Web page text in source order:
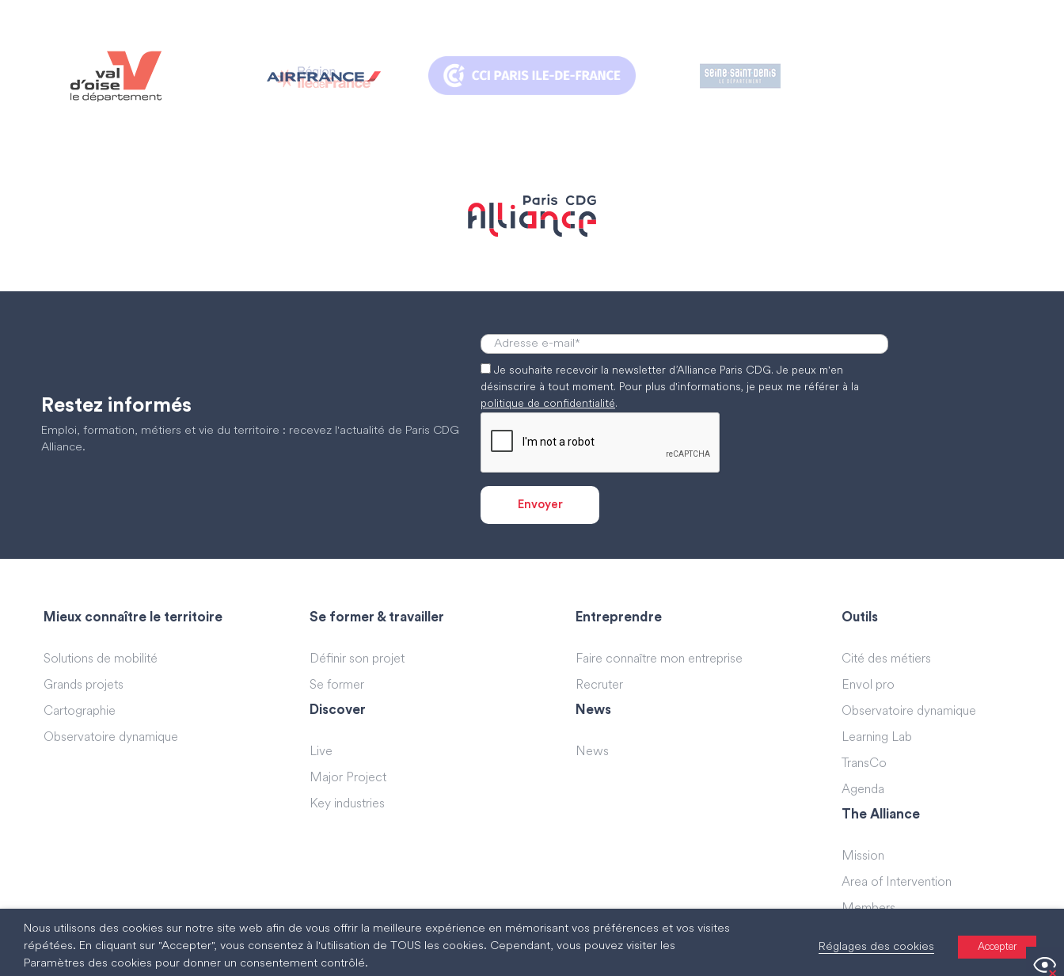
Restez informés
Emploi, formation, métiers et vie du territoire : recevez l'actualité de Paris CDG
Alliance.
Je souhaite recevoir la newsletter d’Alliance Paris CDG. Je peux m'en
désinscrire à tout moment. Pour plus d'informations, je peux me référer à la
politique de confidentialité.
Mieux connaître le territoire
Solutions de mobilité
Grands projets
Cartographie
Observatoire dynamique
Se former & travailler
Définir son projet
Se former
Discover
Live
Major Project
Key industries
Entreprendre
Faire connaître mon entreprise
Recruter
News
News
Outils
Cité des métiers
Envol pro
Observatoire dynamique
Learning Lab
TransCo
Agenda
The Alliance
Mission
Area of Intervention
Members
Nous utilisons des cookies sur notre site web afin de vous offrir la meilleure expérience en mémorisant vos préférences et vos visites
répétées. En cliquant sur "Accepter", vous consentez à l'utilisation de TOUS les cookies. Cependant, vous pouvez visiter les
Paramètres des cookies pour donner un consentement contrôlé.
Réglages des cookies Accepter